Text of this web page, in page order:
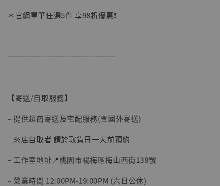
子彈飛 鵝城縣長 張麻子 [BK01]
NT$ 4,980
＊官網單筆任選5件 享98折優惠❗️
──────────────
【寄送/自取服務】
– 提供超商寄送及宅配服務(含國外寄送)
– 來店自取者 請於取貨日一天前預約
– 工作室地址📍桃園市楊梅區梅山西街138號
– 營業時間 12:00PM-19:00PM (六日公休)